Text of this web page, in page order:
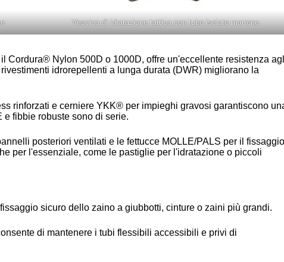
Vescica di idratazione tattica con tubo isolato marrone
Cordura® Nylon 500D o 1000D, offre un'eccellente resistenza
idrorepellenti a lunga durata (DWR) migliorano la
rinforzati e cerniere YKK® per impieghi gravosi garantiscono
e fibbie robuste sono di serie.
posteriori ventilati e le fettucce MOLLE/PALS per il
per l'essenziale, come le pastiglie per l'idratazione o piccoli
sicuro dello zaino a giubbotti, cinture o zaini più grandi.
di mantenere i tubi flessibili accessibili e privi di